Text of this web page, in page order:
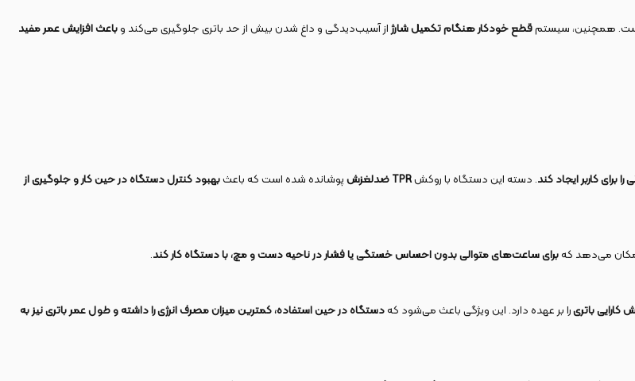
است. همچنین، سیستمقطع خودکار هنگام تکمیل شارژاز آسیب‌دیدگی و داغ شدن بیش از حد باتری جلوگیری می‌کند وباعث افزایش عمر مفید
کاربر ایجاد کند. دسته این دستگاه با روکشTPRضدلغزشپوشانده شده است که باعثبهبود کنترل دستگاه در حین کار و جلوگیری از
امکان می‌دهد کهبرای ساعت‌های متوالی بدون احساس خستگی یا فشار در ناحیه دست و مچ، با دستگاه کار کند.
کارایی باتریرا بر عهده دارد. این ویژگی باعث می‌شود کهدستگاه در حین استفاده، کمترین میزان مصرف انرژی را داشته و طول عمر باتری نیز به